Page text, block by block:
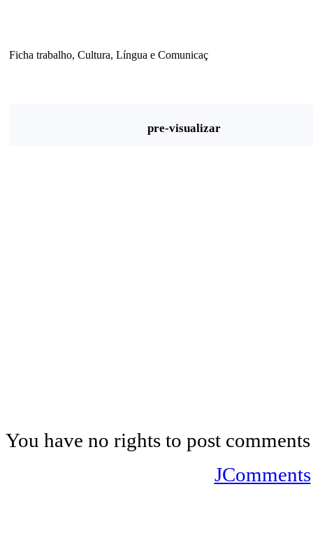
Ficha trabalho, Cultura, Língua e Comunicaç
pre-visualizar
You have no rights to post comments
JComments